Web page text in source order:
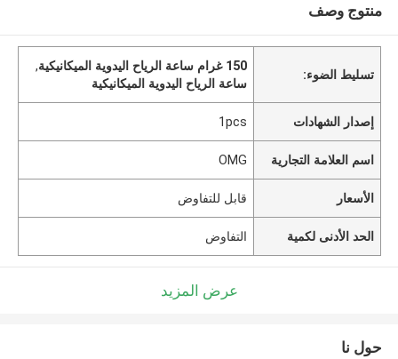
منتوج وصف
تسليط الضوء:
150 غرام ساعة الرياح اليدوية الميكانيكية
,
ساعة الرياح اليدوية الميكانيكية
إصدار الشهادات 1pcs
اسم العلامة التجارية OMG
الأسعار قابل للتفاوض
الحد الأدنى لكمية التفاوض
عرض المزيد
حول نا